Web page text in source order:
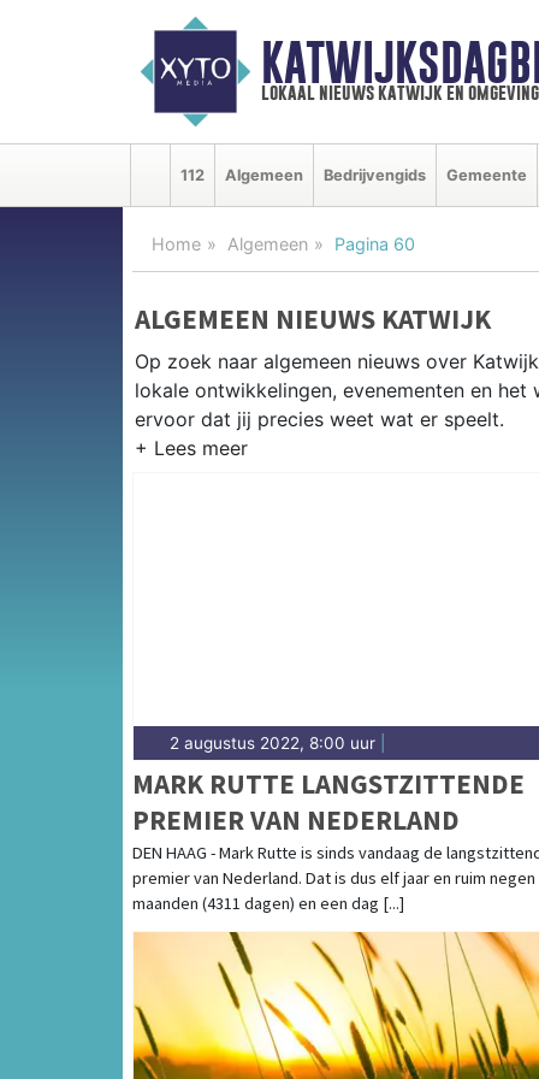
lokaal nieuws katwijk en omgeving
112 Algemeen Bedrijvengids Gemeente
Home Algemeen Pagina 60
ALGEMEEN NIEUWS KATWIJK
Op zoek naar algemeen nieuws over
lokale ontwikkelingen, evenementen en
ervoor dat jij precies weet wat er speelt.
Van werkzaamheden op de N206 en het
het weersbericht voor de Zuidhollandse
2 augustus 2022, 8:00 uur
MARK RUTTE LANGSTZITTENDE
PREMIER VAN NEDERLAND
DEN HAAG - Mark Rutte is sinds vandaag de
premier van Nederland. Dat is dus elf jaar en ruim negen
maanden (4311 dagen) en een dag [...]